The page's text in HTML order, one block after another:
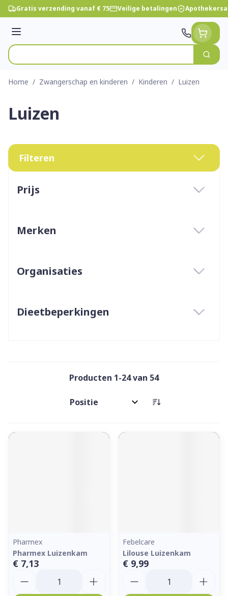
Ga naar de inhoud
Gratis verzending vanaf € 75 Veilige betalingen
Menu
Product, merk, categorie...
Zoek
Home / Zwangerschap en kinderen / Kinderen / Luizen
Luizen
Filteren
Prijs
Merken
Organisaties
Dieetbeperkingen
Producten 1-24van 54
Sorteer op:
Pharmex
Pharmex Luizenkam
€ 7,13
Febelcare
Lilouse Luizenkam
€ 9,99